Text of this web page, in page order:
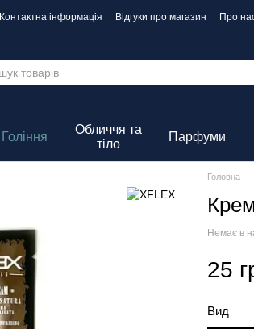
Контактна інформація Відгуки про магазин Про
Гоління
Обличчя та
тіло
Парфуми
Головна
Немає в
25
Вид